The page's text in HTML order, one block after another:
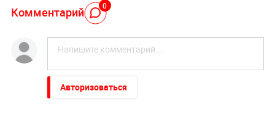
Комментарий 0
Авторизоваться